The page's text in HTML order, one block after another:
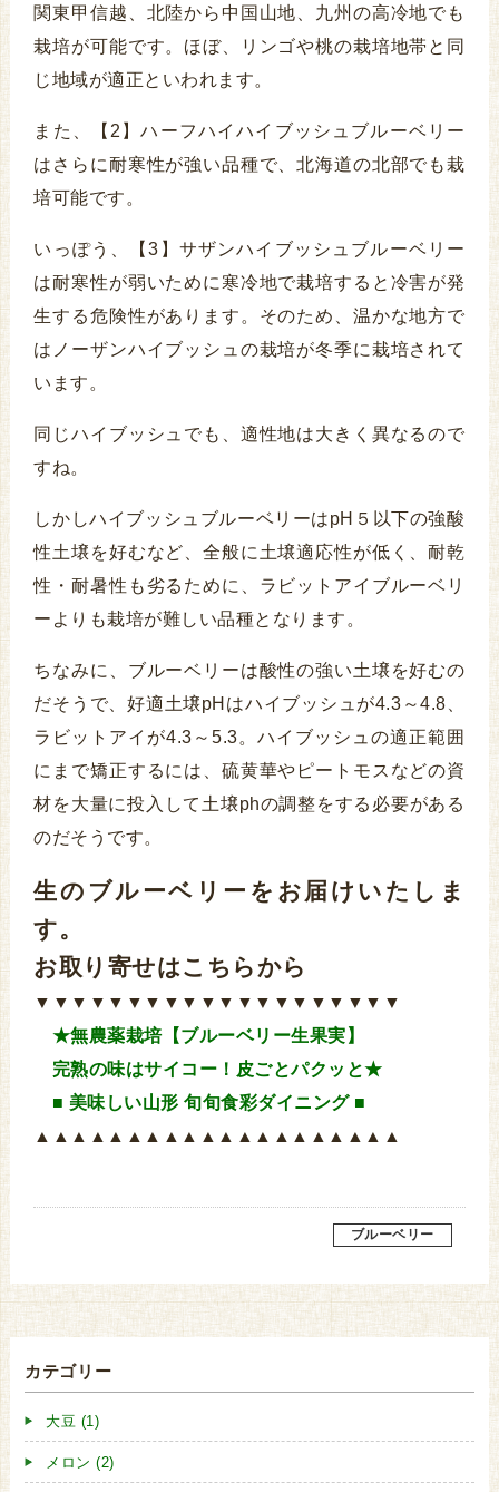
関東甲信越、北陸から中国山地、九州の高冷地でも
栽培が可能です。ほぼ、リンゴや桃の栽培地帯と同
じ地域が適正といわれます。
また、【2】ハーフハイハイブッシュブルーベリー
はさらに耐寒性が強い品種で、北海道の北部でも栽
培可能です。
いっぽう、【3】サザンハイブッシュブルーベリー
は耐寒性が弱いために寒冷地で栽培すると冷害が発
生する危険性があります。そのため、温かな地方で
はノーザンハイブッシュの栽培が冬季に栽培されて
います。
同じハイブッシュでも、適性地は大きく異なるので
すね。
しかしハイブッシュブルーベリーはpH５以下の強酸
性土壌を好むなど、全般に土壌適応性が低く、耐乾
性・耐暑性も劣るために、ラビットアイブルーベリ
ーよりも栽培が難しい品種となります。
ちなみに、ブルーベリーは酸性の強い土壌を好むの
だそうで、好適土壌pHはハイブッシュが4.3～4.8、
ラビットアイが4.3～5.3。ハイブッシュの適正範囲
にまで矯正するには、硫黄華やピートモスなどの資
材を大量に投入して土壌phの調整をする必要がある
のだそうです。
生のブルーベリーをお届けいたしま
す。
お取り寄せはこちらから
▼▼▼▼▼▼▼▼▼▼▼▼▼▼▼▼▼▼▼▼
★無農薬栽培【ブルーベリー生果実】
完熟の味はサイコー！皮ごとパクッと★
■ 美味しい山形 旬旬食彩ダイニング ■
▲▲▲▲▲▲▲▲▲▲▲▲▲▲▲▲▲▲▲▲
ブルーベリー
カテゴリー
大豆 (1)
メロン (2)